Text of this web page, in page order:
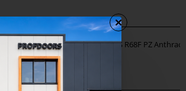
VDS R6S R68F PZ Anthracite